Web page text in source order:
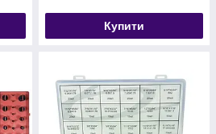
Купити